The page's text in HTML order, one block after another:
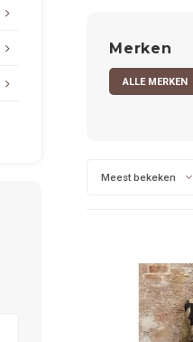
Merken
ALLE MERKEN
Meest bekeken